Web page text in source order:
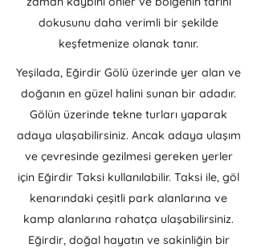
dokusunu daha verimli bir şekilde
keşfetmenize olanak tanır.
Yeşilada, Eğirdir Gölü üzerinde yer alan ve
doğanın en güzel halini sunan bir adadır.
Gölün üzerinde tekne turları yaparak
adaya ulaşabilirsiniz. Ancak adaya ulaşım
ve çevresinde gezilmesi gereken yerler
için Eğirdir Taksi kullanılabilir. Taksi ile, göl
kenarındaki çeşitli park alanlarına ve
kamp alanlarına rahatça ulaşabilirsiniz.
Eğirdir, doğal hayatın ve sakinliğin bir